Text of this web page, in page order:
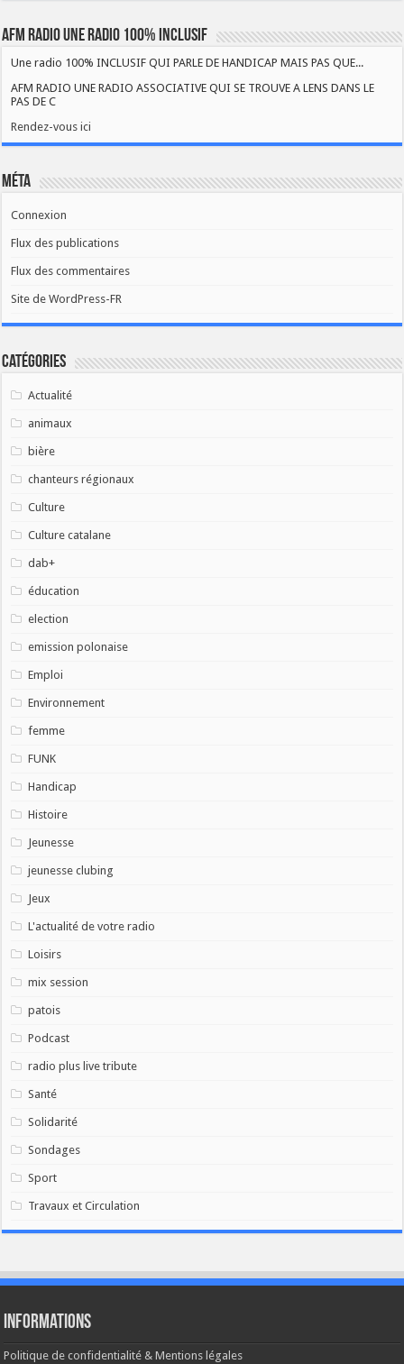
AFM RADIO UNE RADIO 100% INCLUSIF
Une radio 100% INCLUSIF QUI PARLE DE HANDICAP MAIS PAS QUE...
AFM RADIO UNE RADIO ASSOCIATIVE QUI SE TROUVE A LENS DANS LE
PAS DE C
Rendez-vous ici
Méta
Connexion
Flux des publications
Flux des commentaires
Site de WordPress-FR
Catégories
Actualité
animaux
bière
chanteurs régionaux
Culture
Culture catalane
dab+
éducation
election
emission polonaise
Emploi
Environnement
femme
FUNK
Handicap
Histoire
Jeunesse
jeunesse clubing
Jeux
L'actualité de votre radio
Loisirs
mix session
patois
Podcast
radio plus live tribute
Santé
Solidarité
Sondages
Sport
Travaux et Circulation
Informations
Politique de confidentialité & Mentions légales